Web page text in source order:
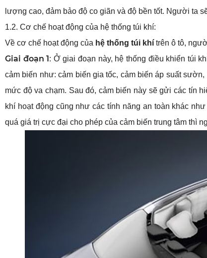
lượng cao, đảm bảo độ co giãn và độ bền tốt. Người ta
1.2. Cơ chế hoạt động của hệ thống túi khí:
Về cơ chế hoạt động của hệ thống túi khí trên ô tô,
Giai đoạn 1: Ở giai đoạn này, hệ thống điều khiển túi
cảm biến như: cảm biến gia tốc, cảm biến áp suất
mức độ va chạm. Sau đó, cảm biến này sẽ gửi các tín
khí hoạt động cũng như các tính năng an toàn khác
quá giá trị cực đại cho phép của cảm biến trung tâm thì